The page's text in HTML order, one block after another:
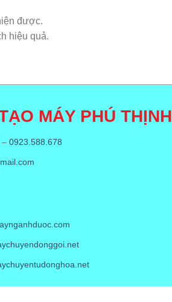
được.
hiệu quả.
MÁY PHÚ THỊNH
– 0923.588.678